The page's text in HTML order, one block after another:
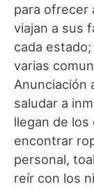
para ofrecer
viajan a sus
cada
varias
Anunciación
saludar a
llegan de
encontrar
personal,
reír con los